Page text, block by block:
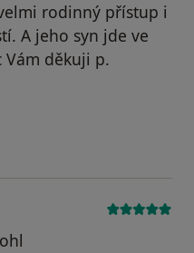
rodinný přístup i
A jeho syn jde ve
Vám děkuji p.
Váš účet byl odstraněn